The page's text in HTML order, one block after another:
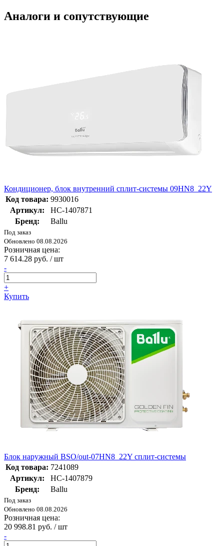
Аналоги и сопутствующие
Кондиционер, блок внутренний сплит-системы 09HN8_22Y
Код товара: 9930016
Артикул:
НС-1407871
Бренд:
Ballu
Под заказ
Обновлено 08.08.2026
Розничная цена:
7 614.28 руб. / шт
-
+
Купить
Блок наружный BSO/out-07HN8_22Y сплит-системы
Код товара: 7241089
Артикул:
НС-1407879
Бренд:
Ballu
Под заказ
Обновлено 08.08.2026
Розничная цена:
20 998.81 руб. / шт
-